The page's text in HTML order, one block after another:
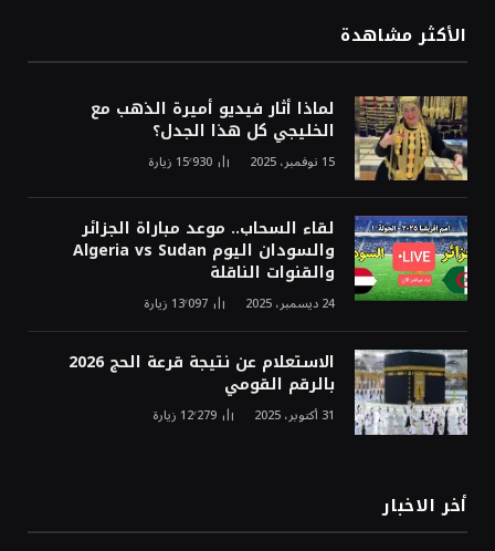
الأكثر مشاهدة
لماذا أثار فيديو أميرة الذهب مع
الخليجي كل هذا الجدل؟
15 نوفمبر، 2025 15٬930 زيارة
لقاء السحاب.. موعد مباراة الجزائر
والسودان اليوم Algeria vs Sudan
والقنوات الناقلة
24 ديسمبر، 2025 13٬097 زيارة
الاستعلام عن نتيجة قرعة الحج 2026
بالرقم القومي
31 أكتوبر، 2025 12٬279 زيارة
أخر الاخبار